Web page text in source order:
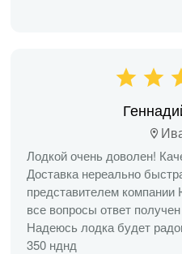
Лодкой очень доволен!
Доставка нереально
представителем
все вопросы ответ
Надеюсь лодка будет
350 нднд